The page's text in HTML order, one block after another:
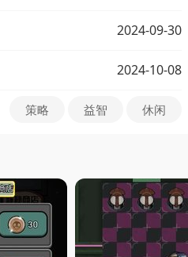
2024-09-30
2024-10-08
策略 益智 休闲